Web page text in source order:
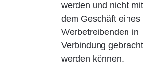
werden und nicht mit
dem Geschäft eines
Werbetreibenden in
Verbindung gebracht
werden können.